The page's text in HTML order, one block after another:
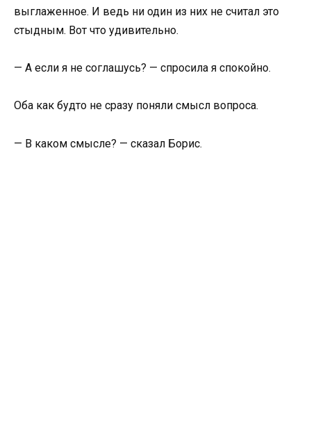
выглаженное. И ведь ни один из них не считал это
стыдным. Вот что удивительно.
— А если я не соглашусь? — спросила я спокойно.
Оба как будто не сразу поняли смысл вопроса.
— В каком смысле? — сказал Борис.